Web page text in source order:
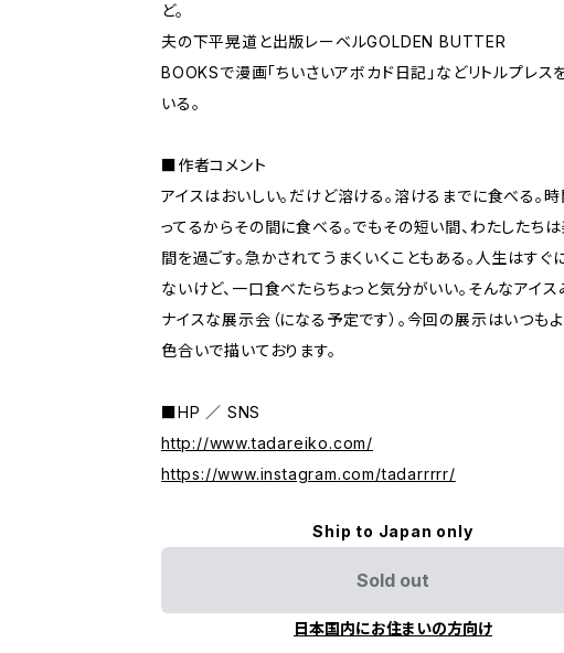
ど。
夫の下平晃道と出版レーベルGOLDEN BUTTER
BOOKSで漫画「ちいさいアボカド日記」などリトルプレス
いる。
■作者コメント
アイスはおいしい。だけど溶ける。溶けるまでに食べる。
ってるからその間に食べる。でもその短い間、わたしたち
間を過ごす。急かされてうまくいくこともある。人生はすぐ
ないけど、一口食べたらちょっと気分がいい。そんなアイ
ナイスな展示会（になる予定です）。今回の展示はいつも
色合いで描いております。
■HP ／ SNS
http://www.tadareiko.com/
https://www.instagram.com/tadarrrrr/
Ship to Japan only
Sold out
日本国内にお住まいの方向け